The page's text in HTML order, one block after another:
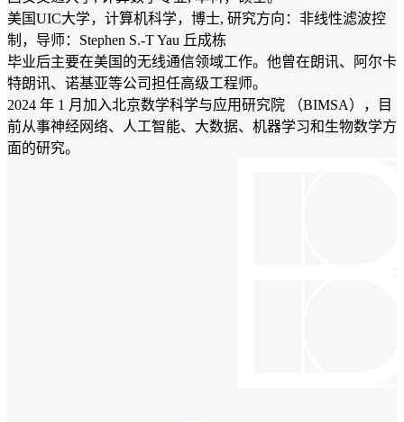
美国UIC大学，计算机科学，博士, 研究方向：非线性滤波控
制，导师：Stephen S.-T Yau 丘成栋
毕业后主要在美国的无线通信领域工作。他曾在朗讯、阿尔卡
特朗讯、诺基亚等公司担任高级工程师。
2024 年 1 月加入北京数学科学与应用研究院 （BIMSA），目
前从事神经网络、人工智能、大数据、机器学习和生物数学方
面的研究。